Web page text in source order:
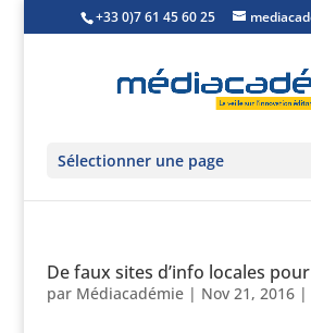
+33 0)7 61 45 60 25
Sélectionner une page
De faux sites d’info locales
par Médiacadémie| Nov 21, 2016|